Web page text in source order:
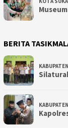
BERITA